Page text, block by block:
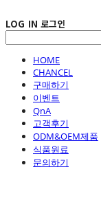
LOG IN 로그인
HOME
CHANCEL
구매하기
이벤트
QnA
고객후기
ODM&OEM제품
식품원료
문의하기